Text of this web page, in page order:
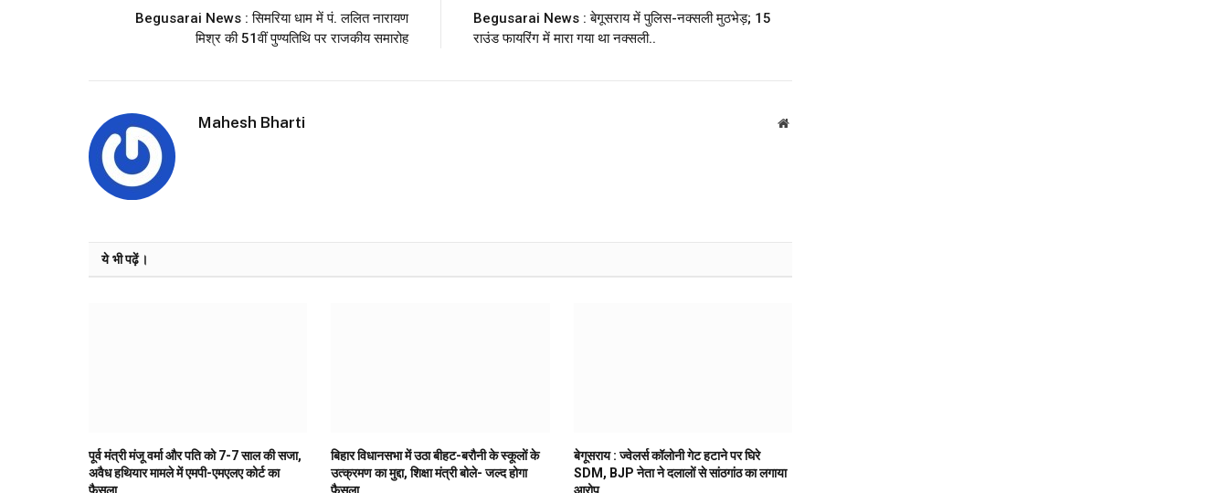
Begusarai News : सिमरिया धाम में पं. ललित नारायण
मिश्र की 51वीं पुण्यतिथि पर राजकीय समारोह
Begusarai News : बेगूसराय में पुलिस-नक्सली मुठभेड़; 15
राउंड फायरिंग में मारा गया था नक्सली..
Mahesh Bharti Website
ये भी पढ़ें।
पूर्व मंत्री मंजू वर्मा और पति को 7-7 साल की सजा,
अवैध हथियार मामले में एमपी-एमएलए कोर्ट का
बिहार विधानसभा में उठा बीहट-बरौनी के स्कूलों के
उत्क्रमण का मुद्दा, शिक्षा मंत्री बोले- जल्द होगा
बेगूसराय : ज्वेलर्स कॉलोनी गेट हटाने पर घिरे
SDM, BJP नेता ने दलालों से सांठगांठ का लगाया